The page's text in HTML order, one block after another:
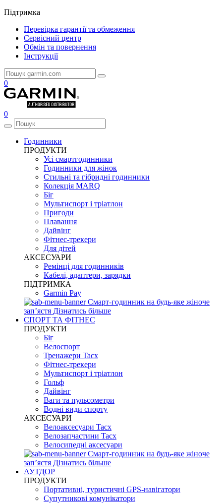
Підтримка
Перевірка гарантії та обмеження
Сервісний центр
Обмін та повернення
Інструкції
0
0
Годинники
ПРОДУКТИ
Усі смартгодинники
Годинники для жінок
Стильні та гібридні годинники
Колекція MARQ
Біг
Мультиспорт і тріатлон
Пригоди
Плавання
Дайвінг
Фітнес-трекери
Для дітей
АКСЕСУАРИ
Ремінці для годинників
Кабелі, адаптери, зарядки
ПІДТРИМКА
Garmin Pay
Смарт-годинник на будь-яке жіноче
запʼястя Дізнатись більше
СПОРТ ТА ФІТНЕС
ПРОДУКТИ
Біг
Велоспорт
Тренажери Tacx
Фітнес-трекери
Мультиспорт і тріатлон
Гольф
Дайвінг
Ваги та пульсометри
Водні види спорту
AKCЕСУАРИ
Велоаксесуари Tacx
Велозапчастини Tacx
Велосипедні аксесуари
Смарт-годинник на будь-яке жіноче
запʼястя Дізнатись більше
АУТДОР
ПРОДУКТИ
Портативні, туристичні GPS-навігатори
Супутникові комунікатори